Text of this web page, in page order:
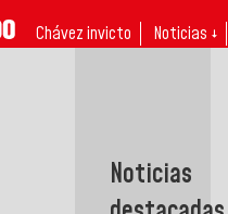
Chávez invicto Noticias ↓
Noticias